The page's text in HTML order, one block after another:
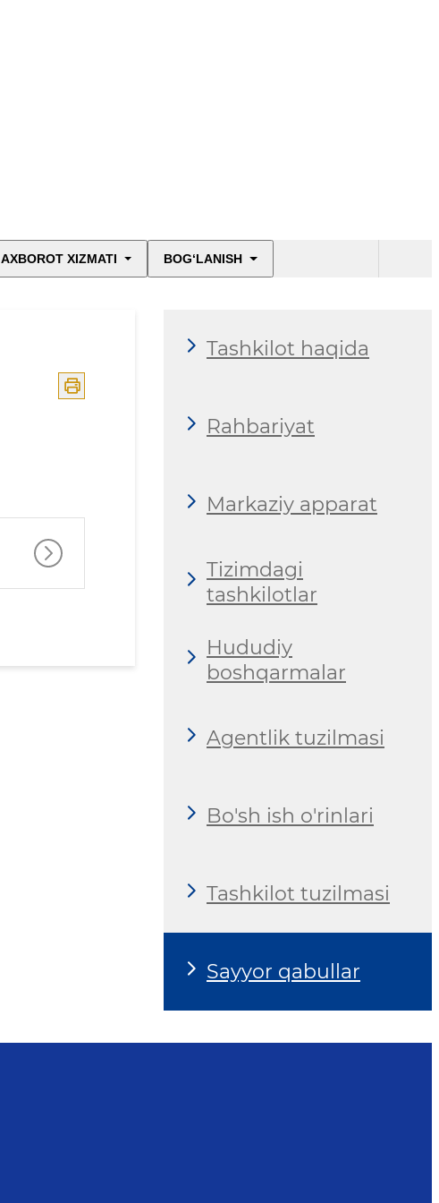
AXBOROT XIZMATI BOG‘LANISH
Tashkilot haqida
Rahbariyat
Markaziy apparat
Tizimdagi
tashkilotlar
Hududiy
boshqarmalar
Agentlik tuzilmasi
Bo'sh ish o'rinlari
Tashkilot tuzilmasi
Sayyor qabullar